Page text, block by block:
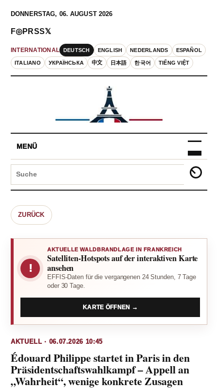
DONNERSTAG, 06. AUGUST 2026
INTERNATIONAL DEUTSCH ENGLISH NEDERLANDS ESPAÑOL
ITALIANO УКРАЇНСЬКА 中文 日本語 한국어 TIẾNG VIỆT
F◎PRSS𝕏
MENÜ
ZURÜCK
!
AKTUELLE WALDBRANDLAGE IN FRANKREICH
Satelliten-Hotspots auf der interaktiven Karte
ansehen
EFFIS-Daten für die vergangenen 24 Stunden, 7 Tage
oder 30 Tage.
KARTE ÖFFNEN →
AKTUELL · 06.07.2026 10:45
Édouard Philippe startet in Paris in den
Präsidentschaftswahlkampf – Appell an
„Wahrheit“, wenige konkrete Zusagen